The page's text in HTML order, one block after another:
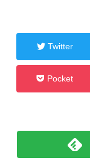
Twitter
Pocket